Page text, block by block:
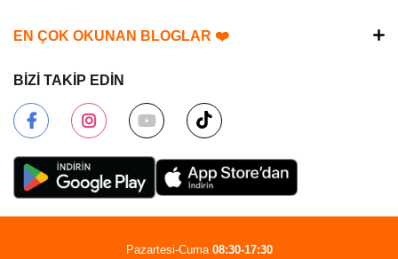
EN ÇOK OKUNAN BLOGLAR ❤️
BİZİ TAKİP EDİN
Pazartesi-Cuma 08:30-17:30